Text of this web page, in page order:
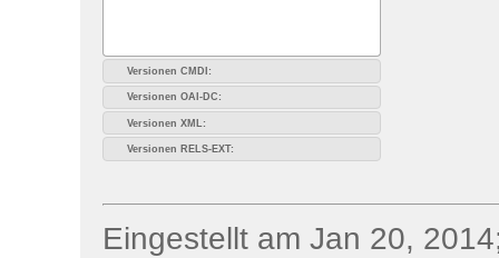
Versionen CMDI:
Versionen OAI-DC:
Versionen XML:
Versionen RELS-EXT:
Eingestellt am Jan 20,